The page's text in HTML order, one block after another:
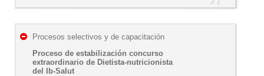
Procesos selectivos y de capacitación
Proceso de estabilización concurso
extraordinario de Dietista-nutricionista
del Ib-Salut